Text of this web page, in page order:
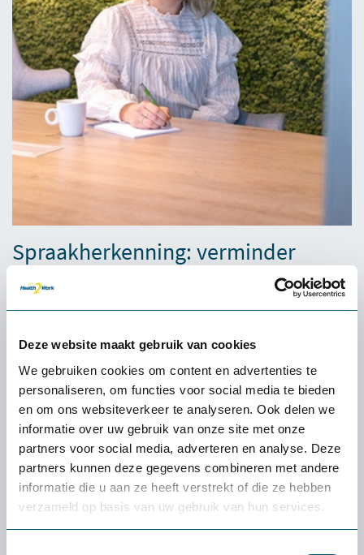
Deze website maakt gebruik van cookies
We gebruiken cookies om content en advertenties te
personaliseren, om functies voor social media te bieden
en om ons websiteverkeer te analyseren. Ook delen we
informatie over uw gebruik van onze site met onze
partners voor social media, adverteren en analyse. Deze
partners kunnen deze gegevens combineren met andere
informatie die u aan ze heeft verstrekt of die ze hebben
verzameld op basis van uw gebruik van hun services.
Spraakherkenning: verminder
administratie en werk sneller
Een groot deel van de tijd van zorgprofessionals gaat op aan
deze taak aanzienlijk eenvoudiger. Dankzij de
spraakherkenningssoftware kunnen medische professionals
rapporten, verslagen en e-mails tot drie keer sneller dicteren
dan typen, met een nauwkeurigheid tot 99%.
Handsfree werken voor meer gemak
Door de spraakherkenning te combineren met de Medical Cart
wordt het mogelijk om handsfree te werken. Dit betekent dat
zorgverleners niet steeds een toetsenbord of muis hoeven te
gebruiken, wat zowel de snelheid als de ergonomie ten goede